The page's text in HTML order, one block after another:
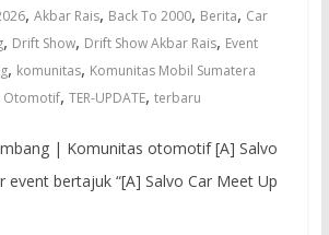
, Akbar Rais, Back To 2000, Berita, Car
, Drift Show, Drift Show Akbar Rais, Event
, komunitas, Komunitas Mobil Sumatera
Otomotif, TER-UPDATE, terbaru
| Komunitas otomotif [A] Salvo
event bertajuk “[A] Salvo Car Meet Up